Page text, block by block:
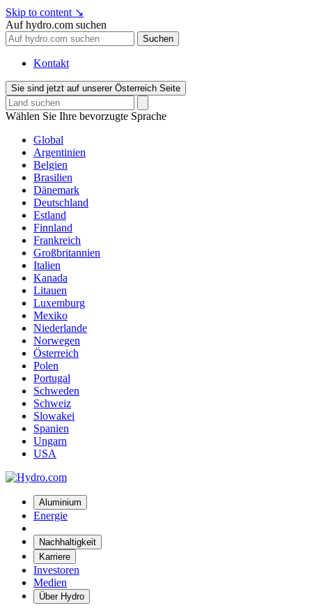
Skip to content ↘
Auf hydro.com suchen
Suchen
Kontakt
Sie sind jetzt auf unserer Österreich Seite
Wählen Sie Ihre bevorzugte Sprache
Global
Argentinien
Belgien
Brasilien
Dänemark
Deutschland
Estland
Finnland
Frankreich
Großbritannien
Italien
Kanada
Litauen
Luxemburg
Mexiko
Niederlande
Norwegen
Österreich
Polen
Portugal
Schweden
Schweiz
Slowakei
Spanien
Ungarn
USA
Aluminium
Energie
Nachhaltigkeit
Karriere
Investoren
Medien
Über Hydro